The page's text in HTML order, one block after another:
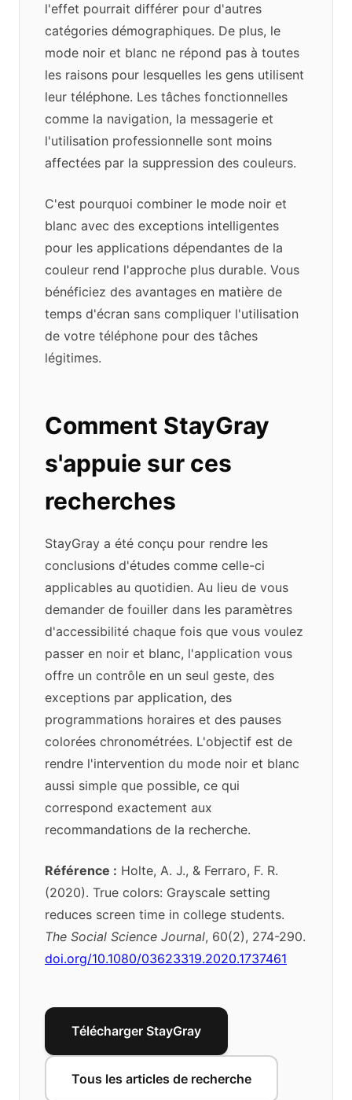
l'effet pourrait différer pour d'autres
catégories démographiques. De plus, le
mode noir et blanc ne répond pas à toutes
les raisons pour lesquelles les gens utilisent
leur téléphone. Les tâches fonctionnelles
comme la navigation, la messagerie et
l'utilisation professionnelle sont moins
affectées par la suppression des couleurs.
C'est pourquoi combiner le mode noir et
blanc avec des exceptions intelligentes
pour les applications dépendantes de la
couleur rend l'approche plus durable. Vous
bénéficiez des avantages en matière de
temps d'écran sans compliquer l'utilisation
de votre téléphone pour des tâches
légitimes.
Comment StayGray
s'appuie sur ces
recherches
StayGray a été conçu pour rendre les
conclusions d'études comme celle-ci
applicables au quotidien. Au lieu de vous
demander de fouiller dans les paramètres
d'accessibilité chaque fois que vous voulez
passer en noir et blanc, l'application vous
offre un contrôle en un seul geste, des
exceptions par application, des
programmations horaires et des pauses
colorées chronométrées. L'objectif est de
rendre l'intervention du mode noir et blanc
aussi simple que possible, ce qui
correspond exactement aux
recommandations de la recherche.
Référence : Holte, A. J., & Ferraro, F. R.
(2020). True colors: Grayscale setting
reduces screen time in college students.
The Social Science Journal, 60(2), 274-290.
doi.org/10.1080/03623319.2020.1737461
Télécharger StayGray
Tous les articles de recherche